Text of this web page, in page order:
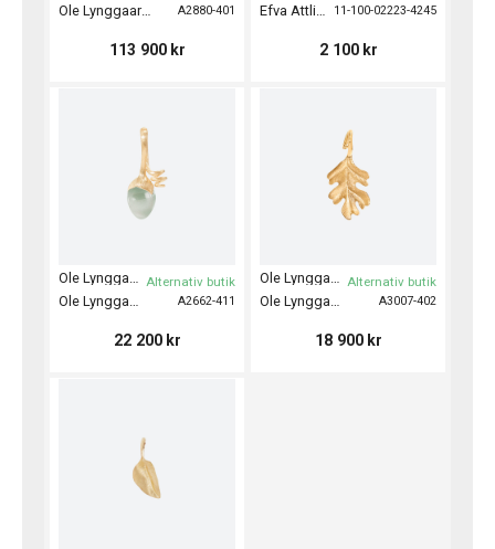
A2880-401
Ole Lynggaard Pendant Elephant Large
113 900 kr
11-100-02223-4245
Efva Attling Halsband Love Buddies - Silver
2 100 kr
A2662-411
Alternativ butik
22 200 kr
A3007-402
Alternativ butik
18 900 kr